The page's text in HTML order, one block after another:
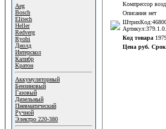
Aeg
Bosch
Elitech
Heller
Redverg
Ryobi
Диолд
Интерскол
Калибр
Кратон
Аккумуляторный
Бензиновый
Газовый
Дизельный
Пневматический
Ручной
Электро 220-380
Компрессор
Описания нет
Код товара
Цена руб. Срок